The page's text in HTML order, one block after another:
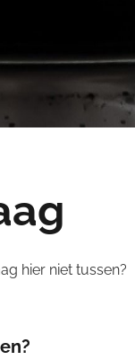
hier niet tussen?